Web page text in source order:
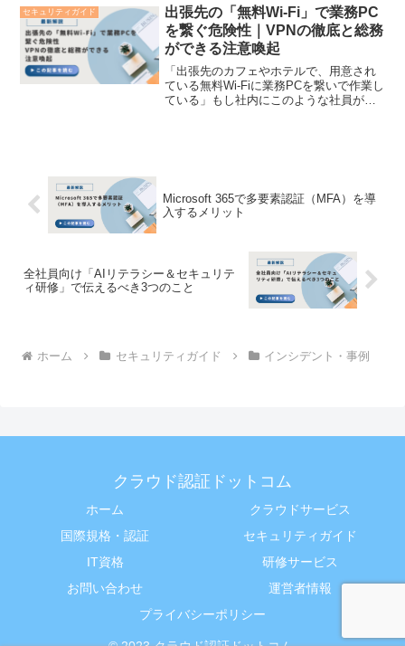
化やクラウド導入の急増に伴い、あらゆ
る企業で情報セキ...
セキュリティガイド
出張先の「無料Wi-Fi」で業務PC
を繋ぐ危険性｜VPNの徹底と総務
ができる注意喚起
「出張先のカフェやホテルで、用意され
ている無料Wi-Fiに業務PCを繋いで作業し
ている」もし社内にこのような社員が一
Microsoft 365で多要素認証（MFA）を導
入するメリット
全社員向け「AIリテラシー＆セキュリテ
ィ研修」で伝えるべき3つのこと
ホーム セキュリティガイド インシデント・事例
クラウド認証ドットコム
ホーム
クラウドサービス
国際規格・認証
セキュリティガイド
IT資格
研修サービス
お問い合わせ
運営者情報
プライバシーポリシー